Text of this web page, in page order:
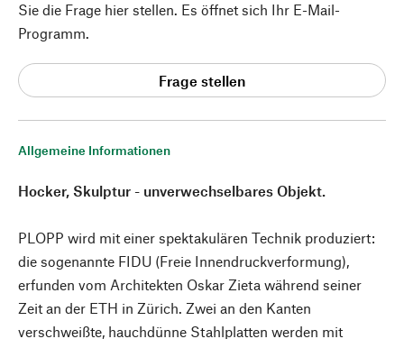
Allgemeine Informationen
Hocker, Skulptur - unverwechselbares Objekt.
PLOPP wird mit einer spektakulären Technik produziert:
die sogenannte FIDU (Freie Innendruckverformung),
erfunden vom Architekten Oskar Zieta während seiner
Zeit an der ETH in Zürich. Zwei an den Kanten
verschweißte, hauchdünne Stahlplatten werden mit
Sie die Frage hier stellen. Es öffnet sich Ihr E-Mail-
Programm.
Frage stellen